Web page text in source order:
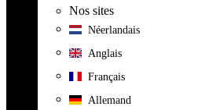
Nos sites
Néerlandais
Anglais
Français
Allemand